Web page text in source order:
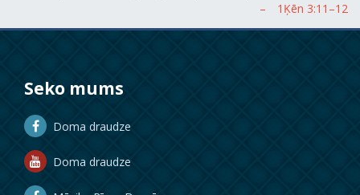
Seko mums
Doma draudze
Doma draudze